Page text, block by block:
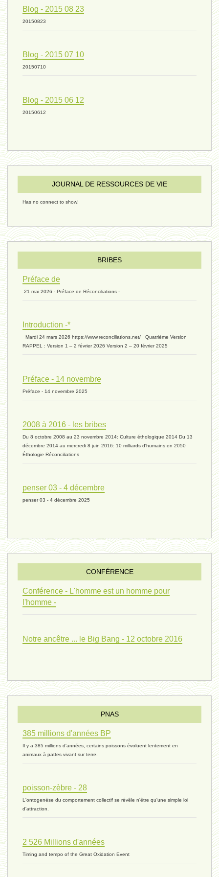
humain 06 - 6 août 2024
sous-groupe humain - 27 juillet
riche - 25 juillet 2024
Introduction V1 - 6 juin 2024
extinction 07 - 18 mai 2024
biomasse - 10 mai 2024*
univers 11 - 28 mars 2024*
penser 01 - 9 février 2024 *
univers 09 V4 - 26 janvier 2024 *
monogamie 03 - 21 novembre 2023 *
évolution 06 - 9 novembre 2023 *
vivant 07 - 22 octobre 2023 *
Blog - 2015 08 23
20150823
Blog - 2015 07 10
20150710
Blog - 2015 06 12
20150612
JOURNAL DE RESSOURCES DE VIE
Has no connect to show!
BRIBES
Préface de
21 mai 2026 - Préface de Réconciliations -
Introduction -*
Mardi 24 mars 2026 https://www.reconciliations.net/ Quatrième Version
RAPPEL : Version 1 – 2 février 2026 Version 2 – 20 février 2025
Préface - 14 novembre
Préface - 14 novembre 2025
2008 à 2016 - les bribes
Du 8 octobre 2008 au 23 novembre 2014: Culture éthologique 2014 Du 13
décembre 2014 au mercredi 8 juin 2016: 10 milliards d'humains en 2050
Éthologie Réconciliations
penser 03 - 4 décembre
penser 03 - 4 décembre 2025
CONFÉRENCE
Conférence - L'homme est un homme pour
l'homme -
Notre ancêtre ... le Big Bang - 12 octobre 2016
PNAS
385 millions d'années BP
Il y a 385 millions d'années, certains poissons évoluent lentement en
animaux à pattes vivant sur terre.
poisson-zèbre - 28
L'ontogenèse du comportement collectif se révêle n'être qu'une simple loi
d'attraction.
2 526 Millions d'années
Timing and tempo of the Great Oxidation Event